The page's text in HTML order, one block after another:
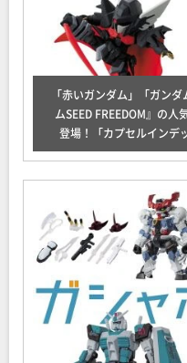
「赤いガンダム」「ガン
ムSEED FREEDOM』の
登場！「カプセルインデ